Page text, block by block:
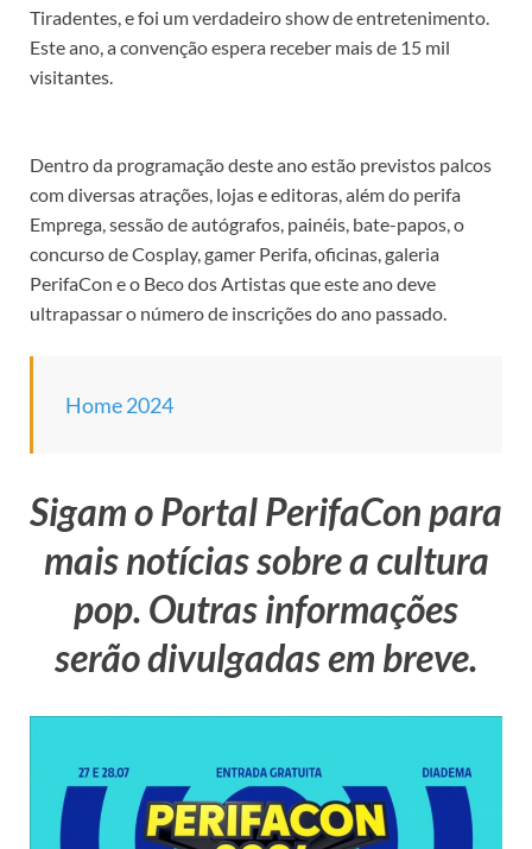
Tiradentes, e foi um verdadeiro show de entretenimento.
Este ano, a convenção espera receber mais de 15 mil
visitantes.
Dentro da programação deste ano estão previstos palcos
com diversas atrações, lojas e editoras, além do perifa
Emprega, sessão de autógrafos, painéis, bate-papos, o
concurso de Cosplay, gamer Perifa, oficinas, galeria
PerifaCon e o Beco dos Artistas que este ano deve
ultrapassar o número de inscrições do ano passado.
Home 2024
Sigam o Portal PerifaCon para
mais notícias sobre a cultura
pop. Outras informações
serão divulgadas em breve.